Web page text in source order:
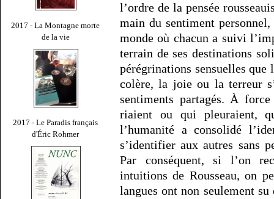
2017 - La Montagne morte
de la vie
2017 - Le Paradis français
d'Éric Rohmer
l’ordre de la pensée
main du sentiment
monde où chacun a suivi
terrain de ses destinations
pérégrinations sensuelles que
colère, la joie ou la terreur
sentiments partagés. À
riaient ou qui pleuraient,
l’humanité a consolidé
s’identifier aux autres sans
Par conséquent, si l’on
intuitions de Rousseau, on
langues ont non seulement